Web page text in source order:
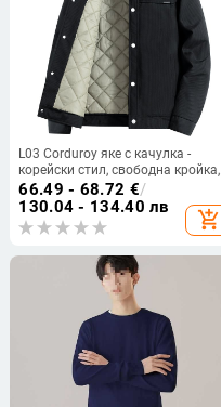
L03 Corduroy яке с качулка -
корейски стил, свободна кройка,
подплата полиестер, дълги
ръкави
66.49 - 68.72 €/
130.04 - 134.40 лв
add_shopping_cart